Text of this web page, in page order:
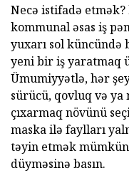
Necə istifadə
kommunal əsas iş
yuxarı sol küncündə
yeni bir iş yaratmaq
Ümumiyyətlə, hər
sürücü, qovluq və
çıxarmaq növünü
maska ilə faylları
təyin etmək
düyməsinə basın.